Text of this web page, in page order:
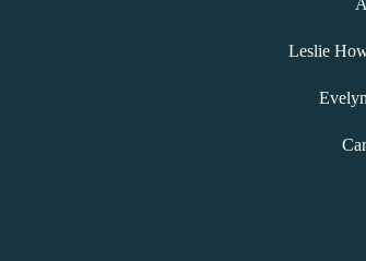
Leslie